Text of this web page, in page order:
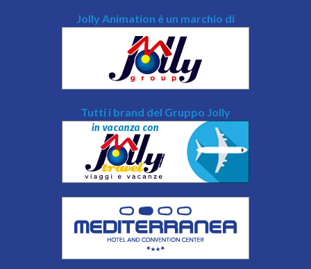
Jolly Animation è un marchio di
Tutti i brand del Gruppo Jolly